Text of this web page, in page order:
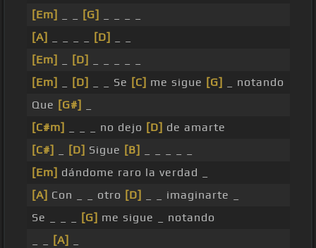
[Em]
[G]
[A]
[D]
[Em]
[D]
[Em]
[D] _ _ Se [C] me sigue [G]
_ notando
Que [G#]
[C#m]
_ _ _ no dejo [D] de amarte
[C#]
[D] Sigue [B]
[Em] dándome raro la verdad _
[A] Con _ _ otro [D]
_ _ imaginarte _
Se _ _ _
[G] me sigue _ notando
[A]